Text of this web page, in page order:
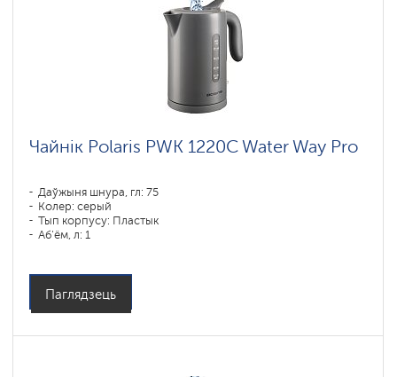
Чайнік Polaris PWK 1220C Water Way Pro
Даўжыня шнура, гл: 75
Колер: серый
Тып корпусу: Пластык
Аб'ём, л: 1
Паглядзець